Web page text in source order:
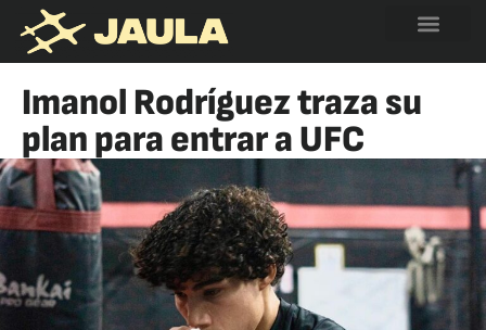
Imanol Rodríguez traza su
plan para entrar a UFC